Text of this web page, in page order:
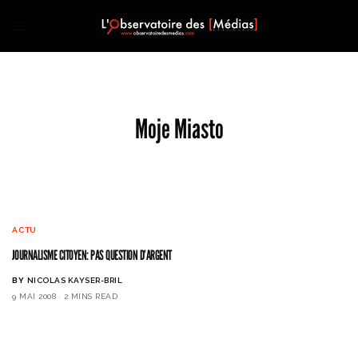
Moje Miasto
ACTU
JOURNALISME CITOYEN: PAS QUESTION D’ARGENT
BY NICOLAS KAYSER-BRIL
9 MAI 2008
2 MINS READ